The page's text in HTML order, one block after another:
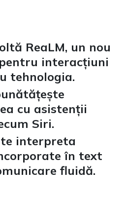
ReaLM, un nou
interacțiuni
tehnologia.
cu asistenții
Siri.
interpreta
în text
fluidă.